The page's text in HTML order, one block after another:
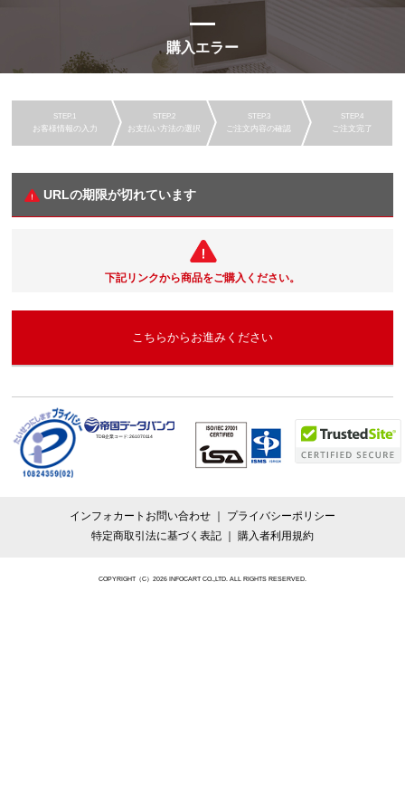
購入エラー
お客様情報の入力 お支払い方法の選択 ご注文内容の確認 ご注文完了
URLの期限が切れています
下記リンクから商品をご購入ください。
こちらからお進みください
TDB企業コード:261070114
インフォカートお問い合わせ
プライバシーポリシー
特定商取引法に基づく表記
購入者利用規約
COPYRIGHT（C）2026 INFOCART CO.,LTD. ALL RIGHTS RESERVED.